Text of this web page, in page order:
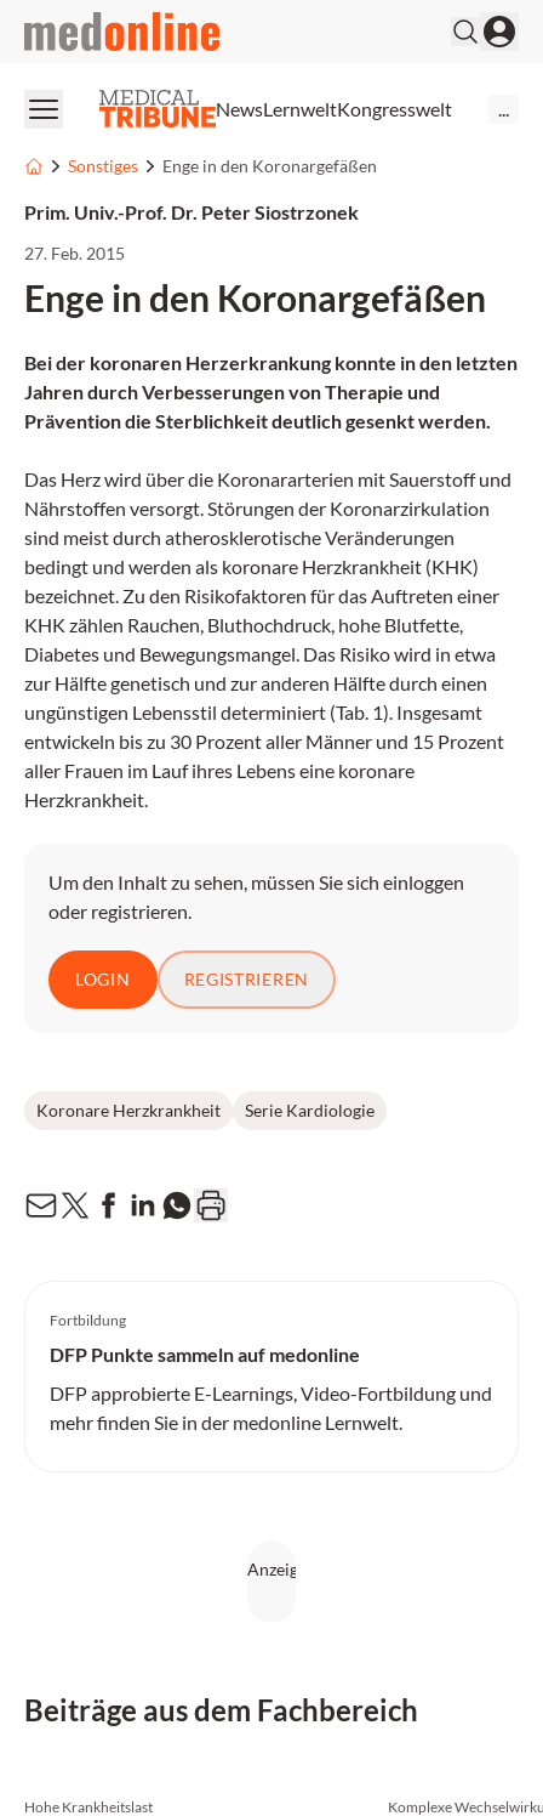
medonline
NewsLernweltKongresswelt
Sonstiges Enge in den Koronargefäßen
Prim. Univ.-Prof. Dr. Peter Siostrzonek
27. Feb. 2015
Enge in den Koronargefäßen
Bei der koronaren Herzerkrankung konnte in den letzten
Jahren durch Verbesserungen von Therapie und
Prävention die Sterblichkeit deutlich gesenkt werden.
Das Herz wird über die Koronararterien mit Sauerstoff und
Nährstoffen versorgt. Störungen der Koronarzirkulation
sind meist durch atherosklerotische Veränderungen
bedingt und werden als koronare Herzkrankheit (KHK)
bezeichnet. Zu den Risikofaktoren für das Auftreten einer
KHK zählen Rauchen, Bluthochdruck, hohe Blutfette,
Diabetes und Bewegungsmangel. Das Risiko wird in etwa
zur Hälfte genetisch und zur anderen Hälfte durch einen
ungünstigen Lebensstil determiniert (Tab. 1). Insgesamt
entwickeln bis zu 30 Prozent aller Männer und 15 Prozent
aller Frauen im Lauf ihres Lebens eine koronare
Herzkrankheit.
Um den Inhalt zu sehen, müssen Sie sich einloggen
oder registrieren.
LOGIN REGISTRIEREN
Koronare Herzkrankheit Serie Kardiologie
Fortbildung
DFP Punkte sammeln auf medonline
DFP approbierte E-Learnings, Video-Fortbildung und
mehr finden Sie in der medonline Lernwelt.
Beiträge aus dem Fachbereich
Hohe Krankheitslast Komplexe